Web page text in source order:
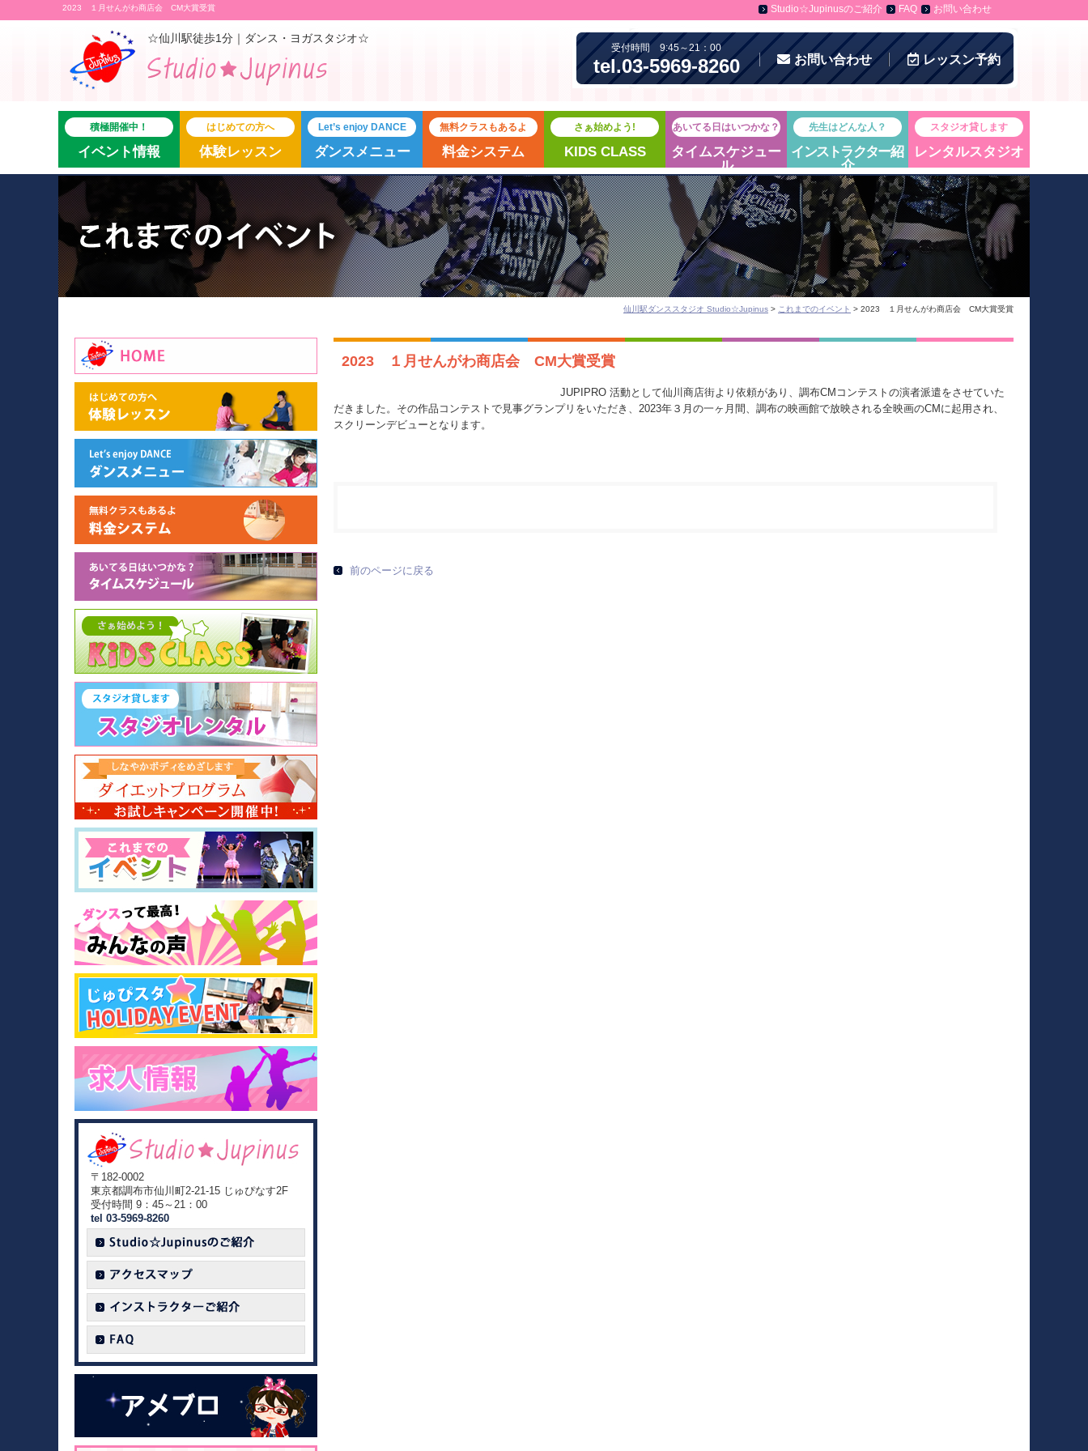
2023 １月せんがわ商店会 CM大賞受賞 Studio☆Jupinusのご紹介 FAQ お問い合わせ
☆仙川駅徒歩1分｜ダンス・ヨガスタジオ☆
受付時間 9:45～21：00
tel.03-5969-8260 お問い合わせ レッスン予約
積極開催中！
イベント情報
はじめての方へ
体験レッスン
Let’s enjoy DANCE
ダンスメニュー
無料クラスもあるよ
料金システム
さぁ始めよう!
KIDS CLASS
あいてる日はいつかな？
タイムスケジュー
ル
先生はどんな人？
インストラクター紹
介
スタジオ貸します
レンタルスタジオ
仙川駅ダンススタジオ Studio☆Jupinus > これまでのイベント > 2023 １月せんがわ商店会 CM大賞受賞
2023 １月せんがわ商店会 CM大賞受賞
JUPIPRO 活動として仙川商店街より依頼があり、調布CMコンテストの演者派遣をさせていた
だきました。その作品コンテストで見事グランプリをいただき、2023年３月の一ヶ月間、調布の映画館で放映される全映画のCMに起用され、
スクリーンデビューとなります。
前のページに戻る
〒182-0002
東京都調布市仙川町2-21-15 じゅぴなす2F
受付時間 9：45～21：00
tel 03-5969-8260